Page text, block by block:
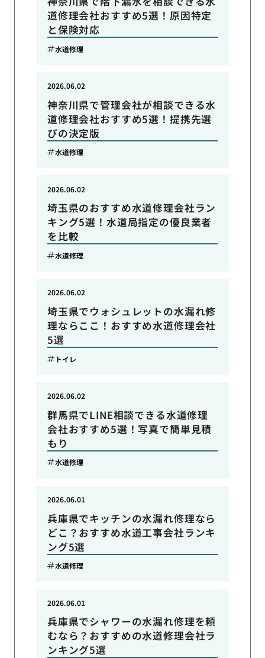
道修理会社おすすめ5選！原因特定
と保険対応
水道修理
神奈川県で管理会社が相談できる水
道修理会社おすすめ5選！提携先選
びの決定版
2026.06.02
水道修理
埼玉県のおすすめ水道修理会社ラン
キング5選！水道局指定の優良業者
を比較
2026.06.02
水道修理
埼玉県でウォシュレットの水漏れ修
理ならここ！おすすめ水道修理会社
5選
2026.06.02
トイレ
群馬県でLINE相談できる水道修理
会社おすすめ5選！写真で簡単見積
もり
2026.06.02
水道修理
兵庫県でキッチンの水漏れ修理なら
どこ？おすすめ水道工事会社ランキ
ング5選
2026.06.01
水道修理
兵庫県でシャワーの水漏れ修理を頼
むなら？おすすめの水道修理会社ラ
ンキング5選
2026.06.01